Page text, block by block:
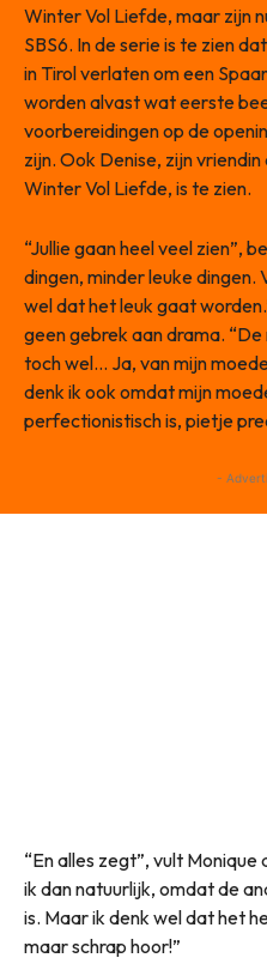
Winter Vol Liefde, maar zijn
SBS6. In de serie is te zien
in Tirol verlaten om een
worden alvast wat eerste
voorbereidingen op de
zijn. Ook Denise, zijn
Winter Vol Liefde, is te zien.
“Jullie gaan heel veel zien”,
dingen, minder leuke dingen.
wel dat het leuk gaat
geen gebrek aan drama.
toch wel… Ja, van mijn
denk ik ook omdat mijn
perfectionistisch is, pietje
-
“En alles zegt”, vult
ik dan natuurlijk, omdat de
is. Maar ik denk wel dat het
maar schrap hoor!”